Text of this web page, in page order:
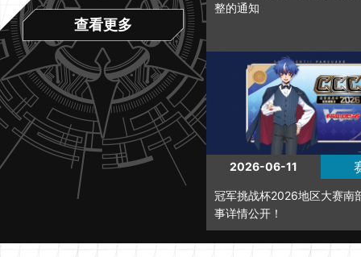
整的通知
2026-06-11
冠军挑战杯2026地区大赛南
事详情公开！
查看更多